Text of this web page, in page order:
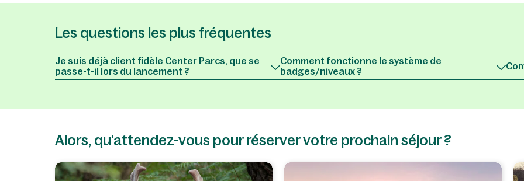
Les questions les plus fréquentes
Je suis déjà client fidèle Center Parcs, que se
passe-t-il lors du lancement ?
Comment fonctionne le système de
badges/niveaux ?
Alors, qu'attendez-vous pour réserver votre prochain séjour ?